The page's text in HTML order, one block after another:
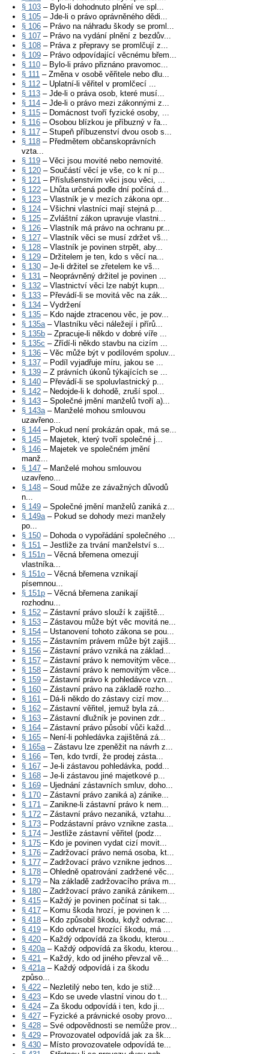
§ 103 – Bylo-li dohodnuto plnění ve spl...
§ 105 – Jde-li o právo oprávněného dědi...
§ 106 – Právo na náhradu škody se proml...
§ 107 – Právo na vydání plnění z bezdův...
§ 108 – Práva z přepravy se promlčují z...
§ 109 – Právo odpovídající věcnému břem...
§ 110 – Bylo-li právo přiznáno pravomoc...
§ 111 – Změna v osobě věřitele nebo dlu...
§ 112 – Uplatní-li věřitel v promlčecí ...
§ 113 – Jde-li o práva osob, které musí...
§ 114 – Jde-li o právo mezi zákonnými z...
§ 115 – Domácnost tvoří fyzické osoby, ...
§ 116 – Osobou blízkou je příbuzný v řa...
§ 117 – Stupeň příbuzenství dvou osob s...
§ 118 – Předmětem občanskoprávních
vzta...
§ 119 – Věci jsou movité nebo nemovité.
§ 120 – Součástí věcí je vše, co k ní p...
§ 121 – Příslušenstvím věci jsou věci, ...
§ 122 – Lhůta určená podle dní počíná d...
§ 123 – Vlastník je v mezích zákona opr...
§ 124 – Všichni vlastníci mají stejná p...
§ 125 – Zvláštní zákon upravuje vlastni...
§ 126 – Vlastník má právo na ochranu pr...
§ 127 – Vlastník věci se musí zdržet vš...
§ 128 – Vlastník je povinen strpět, aby...
§ 129 – Držitelem je ten, kdo s věcí na...
§ 130 – Je-li držitel se zřetelem ke vš...
§ 131 – Neoprávněný držitel je povinen ...
§ 132 – Vlastnictví věci lze nabýt kupn...
§ 133 – Převádí-li se movitá věc na zák...
§ 134 – Vydržení
§ 135 – Kdo najde ztracenou věc, je pov...
§ 135a– Vlastníku věci náležejí i přírů...
§ 135b – Zpracuje-li někdo v dobré víře ...
§ 135c – Zřídí-li někdo stavbu na cizím ...
§ 136 – Věc může být v podílovém spoluv...
§ 137 – Podíl vyjadřuje míru, jakou se ...
§ 139 – Z právních úkonů týkajících se ...
§ 140 – Převádí-li se spoluvlastnický p...
§ 142 – Nedojde-li k dohodě, zruší spol...
§ 143 – Společné jmění manželů tvoří a)...
§ 143a– Manželé mohou smlouvou
uzavřeno...
§ 144 – Pokud není prokázán opak, má se...
§ 145 – Majetek, který tvoří společné j...
§ 146 – Majetek ve společném jmění
manž...
§ 147 – Manželé mohou smlouvou
uzavřeno...
§ 148 – Soud může ze závažných důvodů
n...
§ 149 – Společné jmění manželů zaniká z...
§ 149a– Pokud se dohody mezi manžely
po...
§ 150 – Dohoda o vypořádání společného ...
§ 151 – Jestliže za trvání manželství s...
§ 151n – Věcná břemena omezují
vlastníka...
§ 151o – Věcná břemena vznikají
písemnou...
§ 151p – Věcná břemena zanikají
rozhodnu...
§ 152 – Zástavní právo slouží k zajiště...
§ 153 – Zástavou může být věc movitá ne...
§ 154 – Ustanovení tohoto zákona se pou...
§ 155 – Zástavním právem může být zajiš...
§ 156 – Zástavní právo vzniká na základ...
§ 157 – Zástavní právo k nemovitým věce...
§ 158 – Zástavní právo k nemovitým věce...
§ 159 – Zástavní právo k pohledávce vzn...
§ 160 – Zástavní právo na základě rozho...
§ 161 – Dá-li někdo do zástavy cizí mov...
§ 162 – Zástavní věřitel, jemuž byla zá...
§ 163 – Zástavní dlužník je povinen zdr...
§ 164 – Zástavní právo působí vůči každ...
§ 165 – Není-li pohledávka zajištěná zá...
§ 165a– Zástavu lze zpeněžit na návrh z...
§ 166 – Ten, kdo tvrdí, že prodej zásta...
§ 167 – Je-li zástavou pohledávka, podd...
§ 168 – Je-li zástavou jiné majetkové p...
§ 169 – Ujednání zástavních smluv, doho...
§ 170 – Zástavní právo zaniká a) zánike...
§ 171 – Zanikne-li zástavní právo k nem...
§ 172 – Zástavní právo nezaniká, vztahu...
§ 173 – Podzástavní právo vznikne zasta...
§ 174 – Jestliže zástavní věřitel (podz...
§ 175 – Kdo je povinen vydat cizí movit...
§ 176 – Zadržovací právo nemá osoba, kt...
§ 177 – Zadržovací právo vznikne jednos...
§ 178 – Ohledně opatrování zadržené věc...
§ 179 – Na základě zadržovacího práva m...
§ 180 – Zadržovací právo zaniká zánikem...
§ 415 – Každý je povinen počínat si tak...
§ 417 – Komu škoda hrozí, je povinen k ...
§ 418 – Kdo způsobil škodu, když odvrac...
§ 419 – Kdo odvracel hrozící škodu, má ...
§ 420 – Každý odpovídá za škodu, kterou...
§ 420a– Každý odpovídá za škodu, kterou...
§ 421 – Každý, kdo od jiného převzal vě...
§ 421a– Každý odpovídá i za škodu
způso...
§ 422 – Nezletilý nebo ten, kdo je stiž...
§ 423 – Kdo se uvede vlastní vinou do t...
§ 424 – Za škodu odpovídá i ten, kdo ji...
§ 427 – Fyzické a právnické osoby provo...
§ 428 – Své odpovědnosti se nemůže prov...
§ 429 – Provozovatel odpovídá jak za šk...
§ 430 – Místo provozovatele odpovídá te...